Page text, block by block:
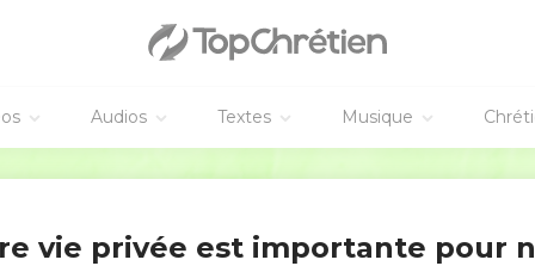
Audios Textes Musique
aurez la même prescription pour l'étranger et pour l’Israélite. »
la demeure sacrée
fut dressé, la nuée couvrit le tabernacle, la tente de la
au-dessus de la tente, les Israélites partaient ; ils campaient
vie privée est importante pour